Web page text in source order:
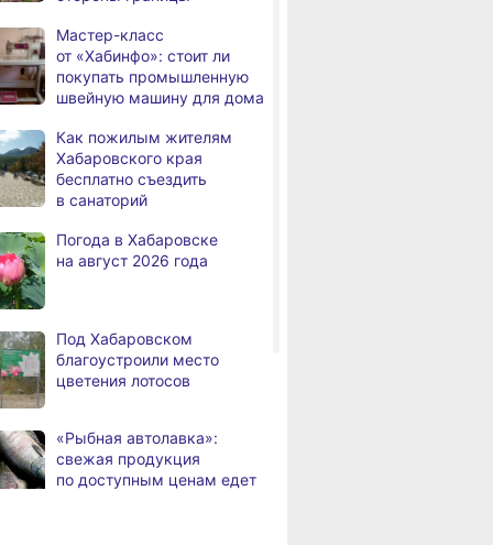
в Хабаровском крае
Магнитные бури,
радиационный фон и пробки
Какой сегодня день: День
маяка
в этом году подали свыше
100 тысяч заявлений
медалями «За спасение
на пожаре»
по нацпроекту капитально
ремонтируют кровлю Дома
культуры
Мастер-класс
от «Хабинфо»: стоит ли
покупать промышленную
швейную машину для дома
Как пожилым жителям
Хабаровского края
бесплатно съездить
в санаторий
Погода в Хабаровске
на август 2026 года
Под Хабаровском
благоустроили место
цветения лотосов
«Рыбная автолавка»:
свежая продукция
по доступным ценам едет